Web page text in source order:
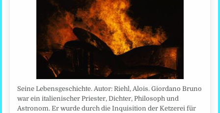
Seine Lebensgeschichte. Autor: Riehl, Alois. Giordano Bruno
war ein italienischer Priester, Dichter, Philosoph und
Astronom. Er wurde durch die Inquisition der Ketzerei für